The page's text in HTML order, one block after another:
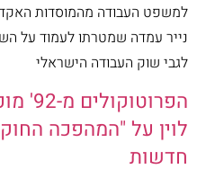
למשפט העבודה מהמוסדות
נייר עמדה שמטרתו לעמוד על
לגבי שוק העבודה הישראלי
לוין על "המהפכה
חדשות